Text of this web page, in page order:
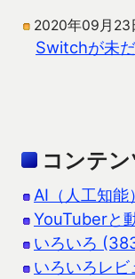
2020年09月23
Switchが未
コンテ
AI（人工知
YouTuberと
いろいろ
いろいろレ